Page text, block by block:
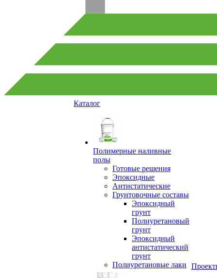
Каталог
Полимерные наливные
полы
Готовые решения
Эпоксидные
Антистатические
Грунтовочные составы
Эпоксидный
грунт
Полиуретановый
грунт
Эпоксидный
антистатический
грунт
Полиуретановые лаки